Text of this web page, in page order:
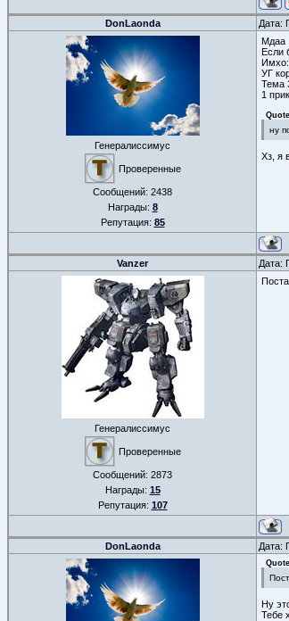
DonLaonda Дата:
Генералиссимус
Проверенные
Сообщений: 2438
Награды: 8
Репутация: 85
Мдаа
Если
Имхо:
УГ
Тема
1
Quote
ну
Хз, я
Vanzer Дата:
Генералиссимус
Проверенные
Сообщений: 2873
Награды: 15
Репутация: 107
DonLaonda Дата:
Quote
Ну
Тебе